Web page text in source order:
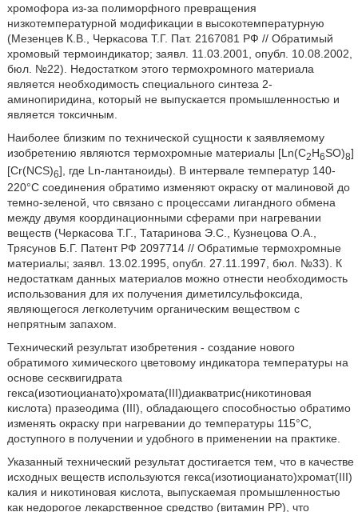
хромофора из-за полиморфного превращения
низкотемпературной модификации в высокотемпературную
(Мезенцев К.В., Черкасова Т.Г. Пат. 2167081 РФ // Обратимый
хромовый термоиндикатор; заявл. 11.03.2001, опубл. 10.08.2002,
бюл. №22). Недостатком этого термохромного материала
является необходимость специального синтеза 2-
аминопиридина, который не выпускается промышленностью и
является токсичным.
Наиболее близким по технической сущности к заявляемому
изобретению являются термохромные материалы [Ln(C2H6SO)8]
[Cr(NCS)6], где Ln-лантаноиды). В интервале температур 140-
220°С соединения обратимо изменяют окраску от малиновой до
темно-зеленой, что связано с процессами лигандного обмена
между двумя координационными сферами при нагревании
веществ (Черкасова Т.Г., Татаринова Э.С., Кузнецова О.А.,
Трясунов Б.Г. Патент РФ 2097714 // Обратимые термохромные
материалы; заявл. 13.02.1995, опубл. 27.11.1997, бюл. №33). К
недостаткам данных материалов можно отнести необходимость
использования для их получения диметилсульфоксида,
являющегося легколетучим органическим веществом с
непрятным запахом.
Технический результат изобретения - создание нового
обратимого химического цветовому индикатора температуры на
основе сесквигидрата
гекса(изотиоцианато)хромата(III)диакватрис(никотиновая
кислота) празеодима (III), обладающего способностью обратимо
изменять окраску при нагревании до температуры 115°С,
доступного в получении и удобного в применении на практике.
Указанный технический результат достигается тем, что в качестве
исходных веществ используются гекса(изотиоцианато)хромат(III)
калия и никотиновая кислота, выпускаемая промышленностью
как недорогое лекарственное средство (витамин РР), что